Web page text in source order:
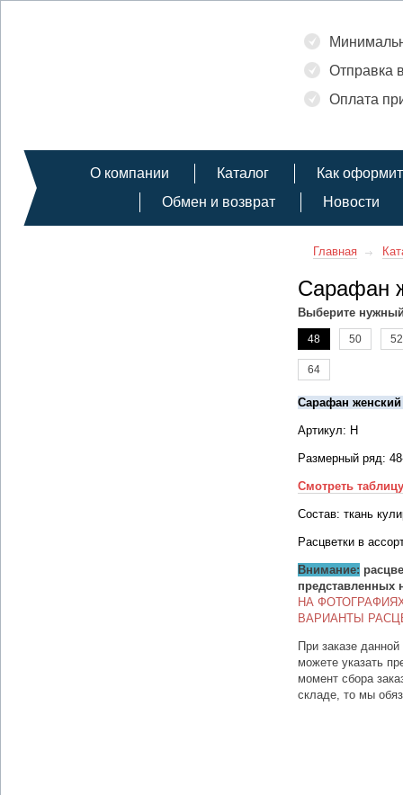
Отправка
Оплата
О компании Каталог
Как
Обмен и возврат
Новости
Главная
Сарафан
Выберите
48 50 52
64
Сарафан женский
Артикул: Н
Размерный ряд:
Смотреть
Состав: ткань
Расцветки в
Внимание:
представленных
НА
ВАРИАНТЫ
При заказе
можете указать
момент сбора
складе, то мы